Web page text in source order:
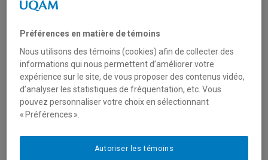
animée par Nicolas Langelier (Atelier 10).
obligatoire. ***
📅Quand :27 janvier 2026, 12h00-13h30
📍Lieux :UQAM, Pavillon Président-Kennedy (201,
avenue Président-Kennedy), 1erétage, salle PK-1140
Inscription
Préférences en matière de témoins
Nous utilisons des témoins (cookies) afin de collecter des
informations qui nous permettent d’améliorer votre
expérience sur le site, de vous proposer des contenus vidéo,
d’analyser les statistiques de fréquentation, etc. Vous
pouvez personnaliser votre choix en sélectionnant
« Préférences ».
Autoriser les témoins